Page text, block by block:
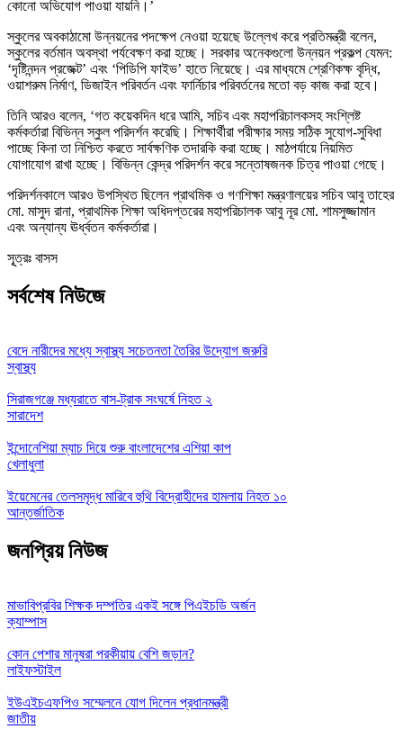
কোনো অভিযোগ পাওয়া যায়নি।’
স্কুলের অবকাঠামো উন্নয়নের পদক্ষেপ নেওয়া হয়েছে উল্লেখ করে প্রতিমন্ত্রী বলেন,
স্কুলের বর্তমান অবস্থা পর্যবেক্ষণ করা হচ্ছে। সরকার অনেকগুলো উন্নয়ন প্রকল্প যেমন:
‘দৃষ্টিনন্দন প্রজেক্ট’ এবং ‘পিডিপি ফাইভ’ হাতে নিয়েছে। এর মাধ্যমে শ্রেণিকক্ষ বৃদ্ধি,
ওয়াশরুম নির্মাণ, ডিজাইন পরিবর্তন এবং ফার্নিচার পরিবর্তনের মতো বড় কাজ করা হবে।
তিনি আরও বলেন, ‘গত কয়েকদিন ধরে আমি, সচিব এবং মহাপরিচালকসহ সংশ্লিষ্ট
কর্মকর্তারা বিভিন্ন স্কুল পরিদর্শন করেছি। শিক্ষার্থীরা পরীক্ষার সময় সঠিক সুযোগ-সুবিধা
পাচ্ছে কিনা তা নিশ্চিত করতে সার্বক্ষণিক তদারকি করা হচ্ছে। মাঠপর্যায়ে নিয়মিত
যোগাযোগ রাখা হচ্ছে। বিভিন্ন কেন্দ্র পরিদর্শন করে সন্তোষজনক চিত্র পাওয়া গেছে।
পরিদর্শনকালে আরও উপস্থিত ছিলেন প্রাথমিক ও গণশিক্ষা মন্ত্রণালয়ের সচিব আবু তাহের
মো. মাসুদ রানা, প্রাথমিক শিক্ষা অধিদপ্তরের মহাপরিচালক আবু নূর মো. শামসুজ্জামান
এবং অন্যান্য ঊর্ধ্বতন কর্মকর্তারা।
সূূত্রঃ বাসস
সর্বশেষ নিউজে
বেদে নারীদের মধ্যে স্বাস্থ্য সচেতনতা তৈরির উদ্যোগ জরুরি
স্বাস্থ্য
সিরাজগঞ্জে মধ্যরাতে বাস-ট্রাক সংঘর্ষে নিহত ২
সারাদেশ
ইন্দোনেশিয়া ম্যাচ দিয়ে শুরু বাংলাদেশের এশিয়া কাপ
খেলাধুলা
ইয়েমেনের তেলসমৃদ্ধ মারিবে হুথি বিদ্রোহীদের হামলায় নিহত ১০
আন্তর্জাতিক
জনপ্রিয় নিউজ
মাভাবিপ্রবির শিক্ষক দম্পতির একই সঙ্গে পিএইচডি অর্জন
ক্যাম্পাস
কোন পেশার মানুষরা পরকীয়ায় বেশি জড়ান?
লাইফস্টাইল
ইউএইচএফপিও সম্মেলনে যোগ দিলেন প্রধানমন্ত্রী
জাতীয়